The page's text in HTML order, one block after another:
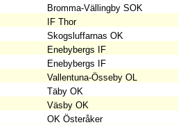
Bromma-Vällingby SOK
IF Thor
Skogsluffarnas OK
Enebybergs IF
Enebybergs IF
Vallentuna-Össeby OL
Täby OK
Väsby OK
OK Österåker